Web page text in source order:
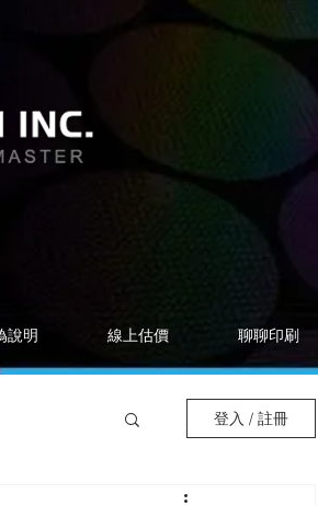
說明 線上估價 聊聊印刷
登入 / 註冊